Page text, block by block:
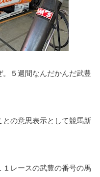
５週間なんだかんだ武豊
の意思表示として競馬新
レースの武豊の番号の馬